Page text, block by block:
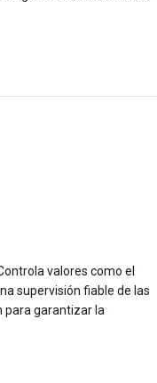
valores como el
supervisión fiable de las
para garantizar la